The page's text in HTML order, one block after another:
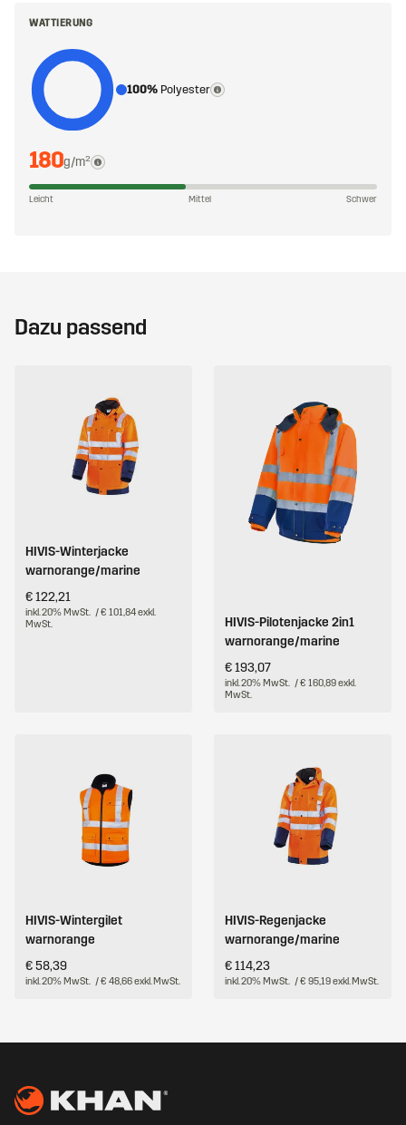
WATTIERUNG
100% Polyester
180g/m²
Leicht Mittel Schwer
Dazu passend
HIVIS-Winterjacke
warnorange/marine
€ 122,21
inkl. 20% MwSt. / € 101,84 exkl.
MwSt.
HIVIS-Pilotenjacke 2in1
warnorange/marine
€ 193,07
inkl. 20% MwSt. / € 160,89 exkl.
MwSt.
HIVIS-Wintergilet
warnorange
€ 58,39
inkl. 20% MwSt. / € 48,66 exkl. MwSt.
HIVIS-Regenjacke
warnorange/marine
€ 114,23
inkl. 20% MwSt. / € 95,19 exkl. MwSt.